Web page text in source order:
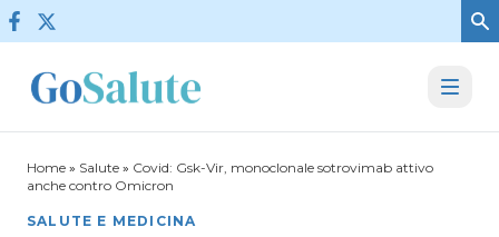
Vai al contenuto
Home » Salute » Covid: Gsk-Vir, monoclonale sotrovimab attivo
anche contro Omicron
SALUTE E MEDICINA